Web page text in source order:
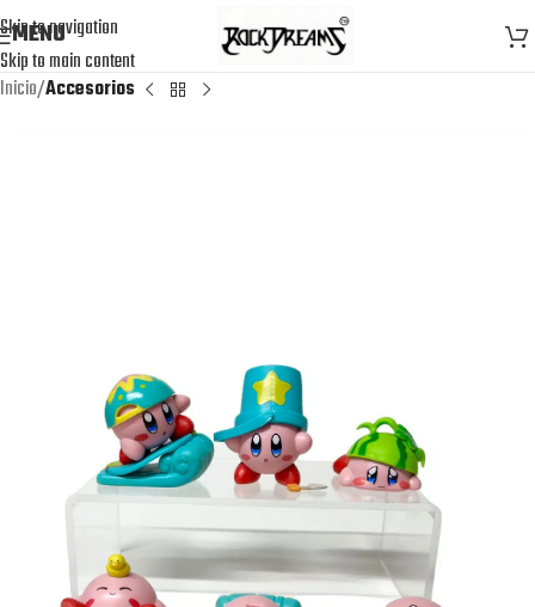
Skip to navigation
Skip to main content
MENU
Inicio Accesorios